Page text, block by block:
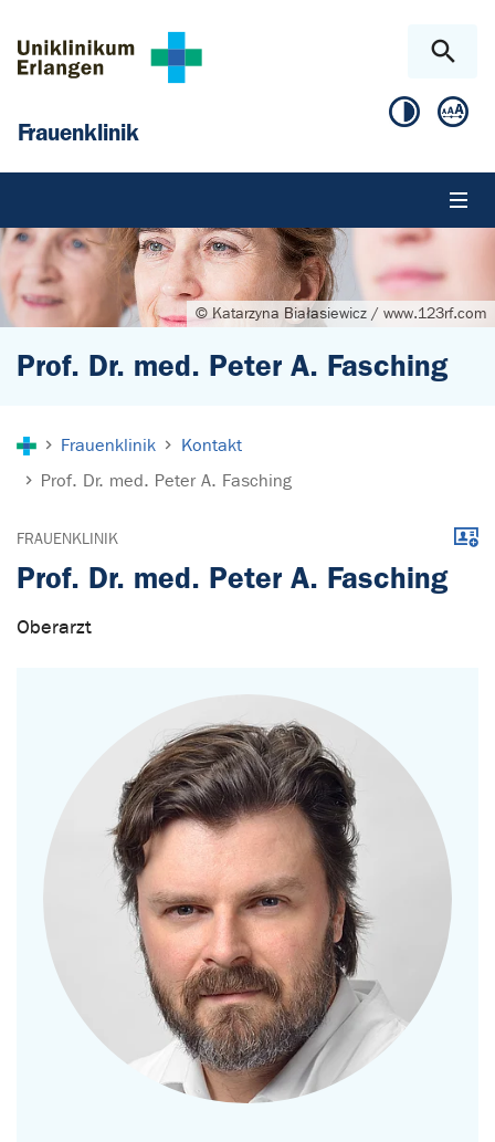
Frauenklinik
© Katarzyna Białasiewicz / www.123rf.com
Prof. Dr. med. Peter A. Fasching
Frauenklinik
Kontakt
Prof. Dr. med. Peter A. Fasching
FRAUENKLINIK
Prof. Dr. med. Peter A. Fasching
Oberarzt